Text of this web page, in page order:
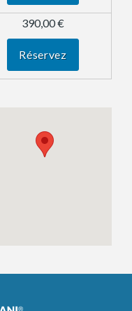
390,00 €
Réservez